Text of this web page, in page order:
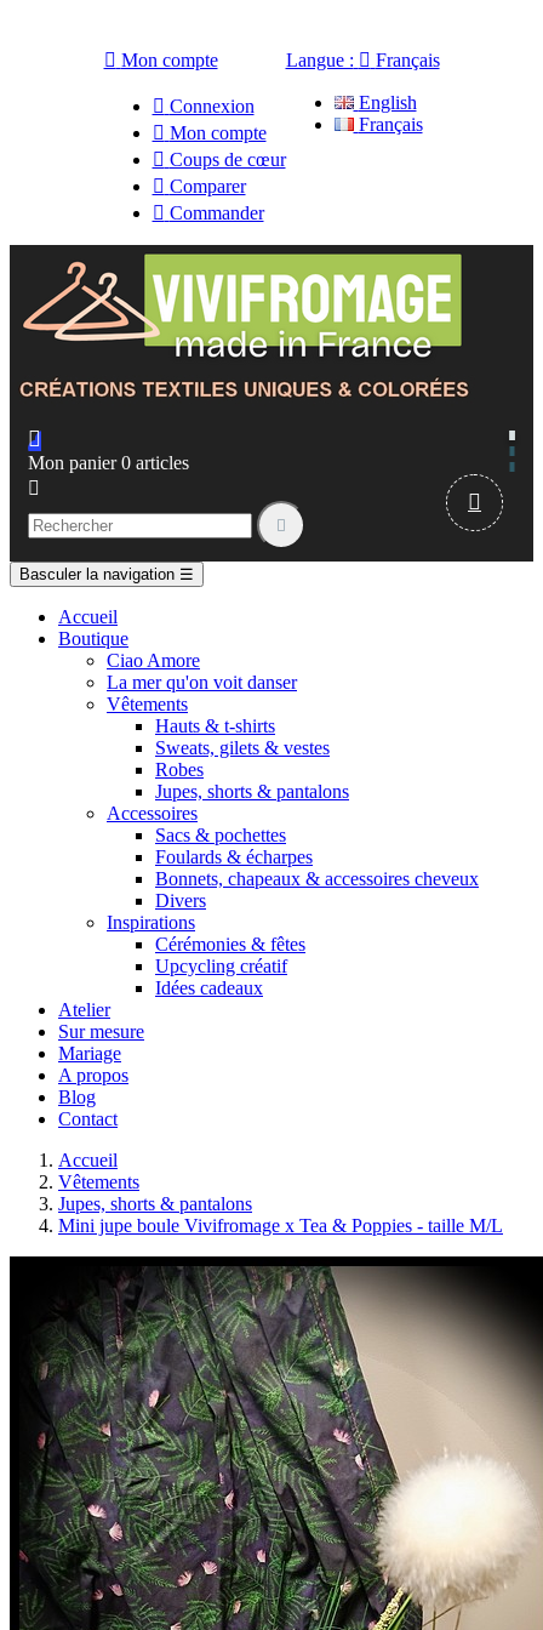
 Mon compte
 Connexion
 Mon compte
 Coups de cœur
 Comparer
 Commander
Langue :  Français
English
Français

Mon panier 0 articles



Basculer la navigation ☰
Accueil
Boutique
Ciao Amore
La mer qu'on voit danser
Vêtements
Hauts & t-shirts
Sweats, gilets & vestes
Robes
Jupes, shorts & pantalons
Accessoires
Sacs & pochettes
Foulards & écharpes
Bonnets, chapeaux & accessoires cheveux
Divers
Inspirations
Cérémonies & fêtes
Upcycling créatif
Idées cadeaux
Atelier
Sur mesure
Mariage
A propos
Blog
Contact
Accueil
Vêtements
Jupes, shorts & pantalons
Mini jupe boule Vivifromage x Tea & Poppies - taille M/L